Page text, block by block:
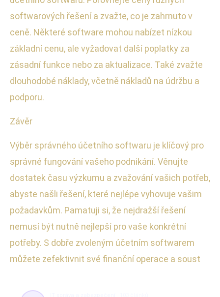
softwarových řešení a zvažte, co je zahrnuto v
ceně. Některé software mohou nabízet nízkou
základní cenu, ale vyžadovat další poplatky za
zásadní funkce nebo za aktualizace. Také zvažte
dlouhodobé náklady, včetně nákladů na údržbu a
podporu.
Závěr
Výběr správného účetního softwaru je klíčový pro
správné fungování vašeho podnikání. Věnujte
dostatek času výzkumu a zvažování vašich potřeb,
abyste našli řešení, které nejlépe vyhovuje vašim
požadavkům. Pamatuji si, že nejdražší řešení
nemusí být nutně nejlepší pro vaše konkrétní
potřeby. S dobře zvoleným účetním softwarem
můžete zefektivnit své finanční operace a soust